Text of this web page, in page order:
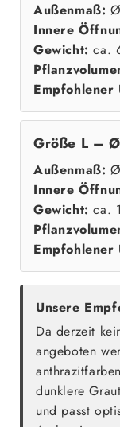
Außenmaß:
Innere
Gewicht: ca.
Empfohlener
Größe L –
Außenmaß:
Innere
Gewicht: ca.
Empfohlener
Unsere
Da derzeit
angeboten
dunklere
und passt